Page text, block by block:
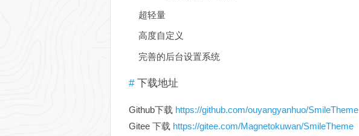
超轻量
高度自定义
完善的后台设置系统
下载地址
Github下载 https://github.com/ouyangyanhuo/SmileTheme
Gitee 下载 https://gitee.com/Magnetokuwan/SmileTheme